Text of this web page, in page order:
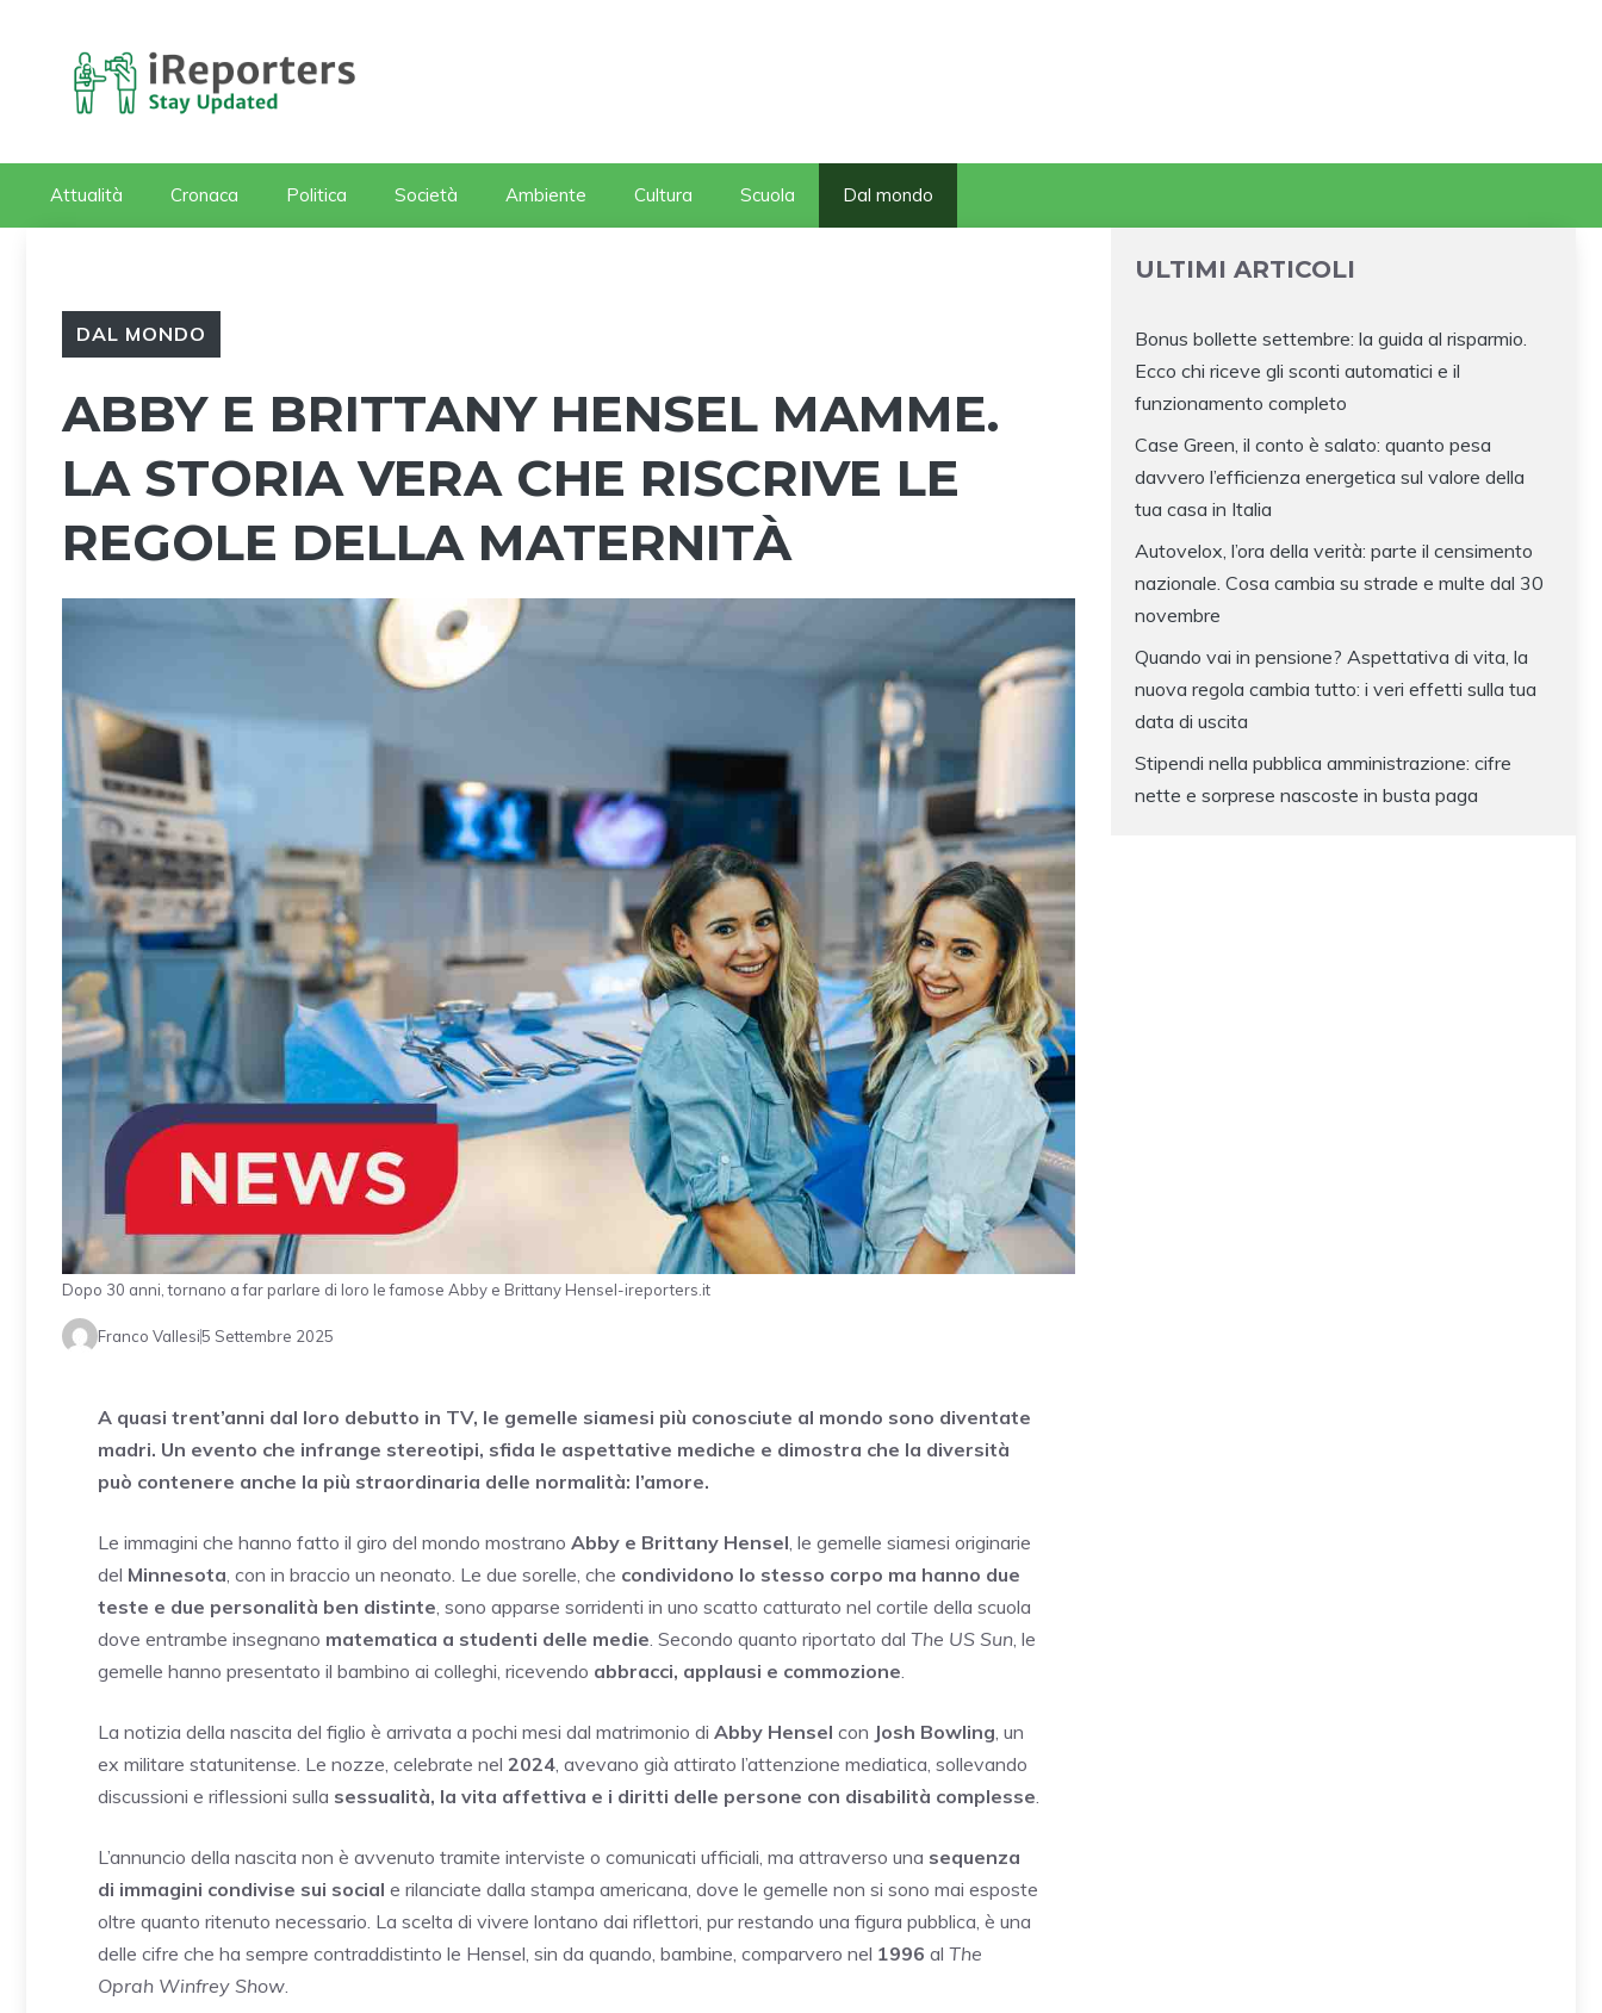
contenuto
Attualità Cronaca Politica Società Ambiente Cultura Scuola Dal mondo
DAL MONDO
ABBY E BRITTANY HENSEL MAMME.
LA STORIA VERA CHE RISCRIVE LE
REGOLE DELLA MATERNITÀ
Dopo 30 anni, tornano a far parlare di loro le famose Abby e Brittany Hensel-ireporters.it
Franco Vallesi5 Settembre 2025
A quasi trent’anni dal loro debutto in TV, le gemelle siamesi più conosciute al mondo sono diventate
madri. Un evento che infrange stereotipi, sfida le aspettative mediche e dimostra che la diversità
può contenere anche la più straordinaria delle normalità: l’amore.
Le immagini che hanno fatto il giro del mondo mostrano Abby e Brittany Hensel, le gemelle siamesi originarie
del Minnesota, con in braccio un neonato. Le due sorelle, che condividono lo stesso corpo ma hanno due
teste e due personalità ben distinte, sono apparse sorridenti in uno scatto catturato nel cortile della scuola
dove entrambe insegnano matematica a studenti delle medie. Secondo quanto riportato dal The US Sun, le
gemelle hanno presentato il bambino ai colleghi, ricevendo abbracci, applausi e commozione.
La notizia della nascita del figlio è arrivata a pochi mesi dal matrimonio di Abby Hensel con Josh Bowling, un
ex militare statunitense. Le nozze, celebrate nel 2024, avevano già attirato l’attenzione mediatica, sollevando
discussioni e riflessioni sulla sessualità, la vita affettiva e i diritti delle persone con disabilità complesse.
L’annuncio della nascita non è avvenuto tramite interviste o comunicati ufficiali, ma attraverso una sequenza
di immagini condivise sui social e rilanciate dalla stampa americana, dove le gemelle non si sono mai esposte
oltre quanto ritenuto necessario. La scelta di vivere lontano dai riflettori, pur restando una figura pubblica, è una
delle cifre che ha sempre contraddistinto le Hensel, sin da quando, bambine, comparvero nel 1996 al The
Oprah Winfrey Show.
ULTIMI ARTICOLI
Bonus bollette settembre: la guida al risparmio.
Ecco chi riceve gli sconti automatici e il
funzionamento completo
Case Green, il conto è salato: quanto pesa
davvero l’efficienza energetica sul valore della
tua casa in Italia
Autovelox, l’ora della verità: parte il censimento
nazionale. Cosa cambia su strade e multe dal 30
novembre
Quando vai in pensione? Aspettativa di vita, la
nuova regola cambia tutto: i veri effetti sulla tua
data di uscita
Stipendi nella pubblica amministrazione: cifre
nette e sorprese nascoste in busta paga